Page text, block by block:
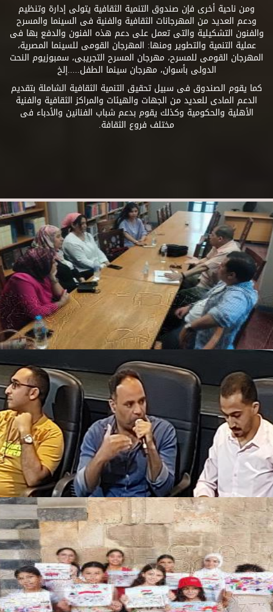
ومن ناحية أخرى فإن صندوق التنمية الثقافية يتولى إدارة وتنظيم
ودعم العديد من المهرجانات الثقافية والفنية فى السينما والمسرح
والفنون التشكيلية والتى تعمل على دعم هذه الفنون والدفع بها فى
عملية التنمية والتطوير ومنها: المهرجان القومى للسينما المصرية،
المهرجان القومى للمسرح، مهرجان المسرح التجريبى، سمبوزيوم النحت
الدولى بأسوان، مهرجان سينما الطفل.....إلخ
كما يقوم الصندوق فى سبيل تحقيق التنمية الثقافية الشاملة بتقديم
الدعم المادى للعديد من الجهات والهيئات والمراكز الثقافية والفنية
الأهلية والحكومية وكذلك يقوم بدعم شباب الفنانين والأدباء فى
مختلف فروع الثقافة.